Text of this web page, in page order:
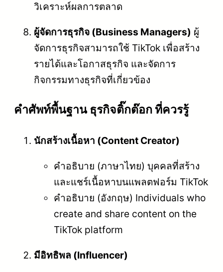
วิเคราะห์ผลการตลาด
ผู้จัดการธุรกิจ (Business Managers) ผู้
จัดการธุรกิจสามารถใช้ TikTok เพื่อสร้าง
รายได้และโอกาสธุรกิจ และจัดการ
กิจกรรมทางธุรกิจที่เกี่ยวข้อง
คําศัพท์พื้นฐาน ธุรกิจติ๊กต๊อก ที่ควรรู้
นักสร้างเนื้อหา (Content Creator)
คำอธิบาย (ภาษาไทย) บุคคลที่สร้าง
และแชร์เนื้อหาบนแพลตฟอร์ม TikTok
คำอธิบาย (อังกฤษ) Individuals who
create and share content on the
TikTok platform
มีอิทธิพล (Influencer)